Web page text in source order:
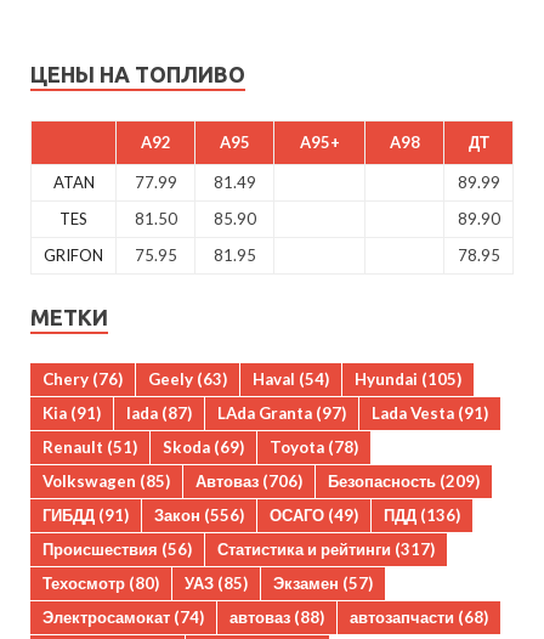
ЦЕНЫ НА ТОПЛИВО
A92 A95 A95+ A98 ДТ
ATAN 77.99 81.49
89.99
TES
81.50 85.90
89.90
GRIFON
75.95 81.95 78.95
МЕТКИ
Chery (76) Geely (63) Haval (54) Hyundai (105)
Kia (91) lada (87) LAda Granta (97) Lada Vesta (91)
Renault (51) Skoda (69) Toyota (78)
Volkswagen (85) Автоваз (706) Безопасность (209)
ГИБДД (91) Закон (556) ОСАГО (49) ПДД (136)
Происшествия (56) Статистика и рейтинги (317)
Техосмотр (80) УАЗ (85) Экзамен (57)
Электросамокат (74) автоваз (88) автозапчасти (68)